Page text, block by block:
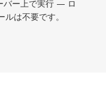
バー上で実行 — ロ
は不要です。